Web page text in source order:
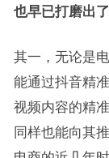
也早已打磨出
其一，无论是
能通过抖音精
视频内容的精
同样也能向其